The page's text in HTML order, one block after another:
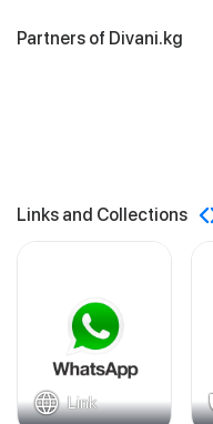
Partners of Divani.kg
Links and Collections
Link